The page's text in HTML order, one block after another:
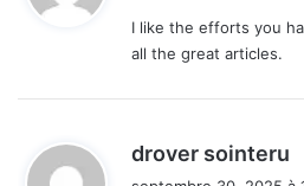
I like the efforts you
all the great articles.
drover sointeru
i